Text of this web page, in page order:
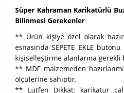
Süper Kahraman Karikatürlü
Bilinmesi Gerekenler
** Ürün kişiye özel olarak
esnasında SEPETE EKLE
kişiselleştirme alanlarına gerekli
** MDF malzemeden
ölçülerine sahiptir.
** Lütfen Dikkat; karikatür